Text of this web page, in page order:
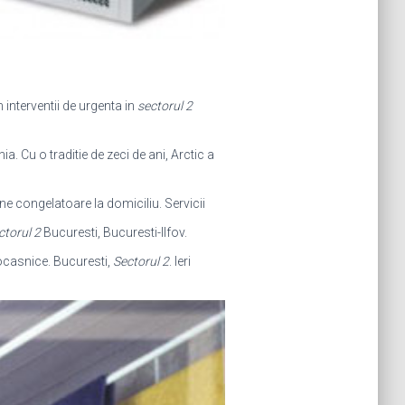
de urgenta in sectorul 2
Cu o traditie de zeci de ani, Arctic a
congelatoare la domiciliu. Servicii
2Bucuresti, Bucuresti-Ilfov.
Bucuresti, Sectorul 2. Ieri